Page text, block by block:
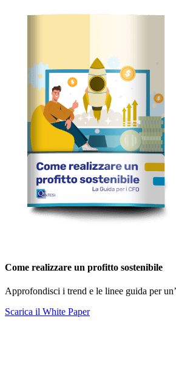
Come realizzare un profitto sostenibile
Approfondisci i trend e le linee guida per
Scarica il White Paper